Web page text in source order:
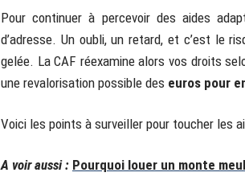
Pour continuer à percevoir des aides
d’adresse. Un oubli, un retard, et c’est le
gelée. La CAF réexamine alors vos droits
une revalorisation possible des euros pour
Voici les points à surveiller pour toucher les
A voir aussi : Pourquoi louer un monte